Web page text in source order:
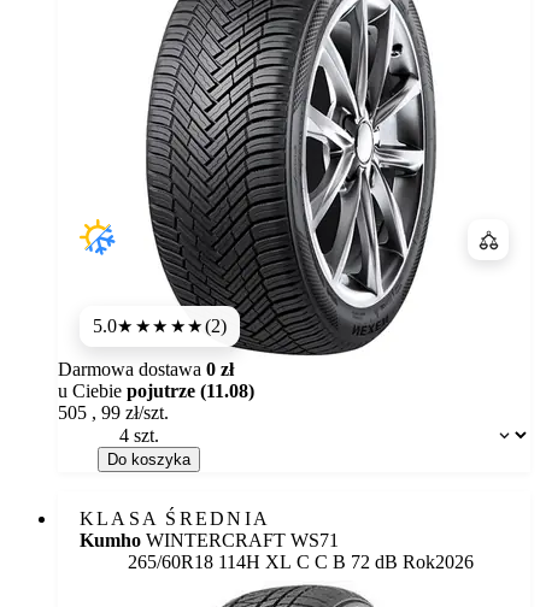
5.0★★★★★(2)
Dostępność:
Darmowa dostawa 0 zł
u Ciebie pojutrze (11.08)
505 , 99 zł/szt.
Do koszyka
KLASA ŚREDNIA
Kumho WINTERCRAFT WS71
265/60R18 114H XL Etykieta:
C C B 72 dB Rok2026